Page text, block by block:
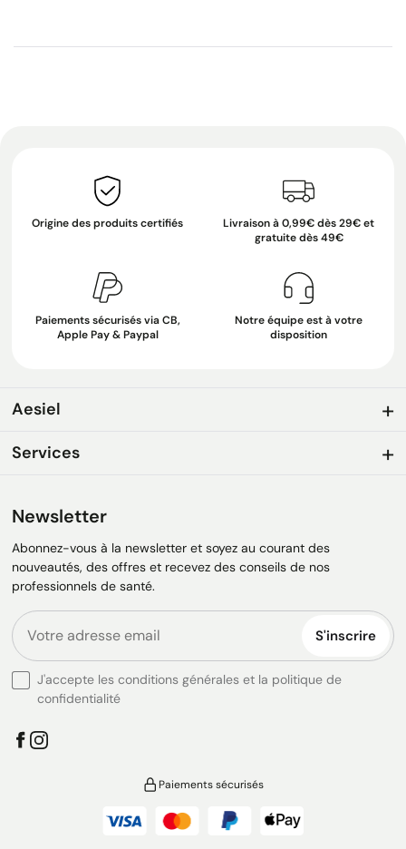
Origine des produits certifiés
Livraison à 0,99€ dès 29€ et
gratuite dès 49€
Paiements sécurisés via CB,
Apple Pay & Paypal
Notre équipe est à votre
disposition
Aesiel
Services
Newsletter
Abonnez-vous à la newsletter et soyez au courant des
nouveautés, des offres et recevez des conseils de nos
professionnels de santé.
S'inscrire
J'accepte les conditions générales et la politique de
confidentialité
Paiements sécurisés